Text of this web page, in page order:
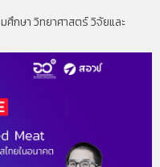
ศึกษา วิทยาศาสตร์ วิจัยและ